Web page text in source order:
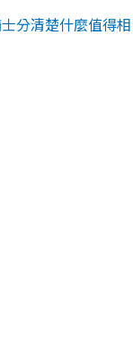
分清楚什麼值得相